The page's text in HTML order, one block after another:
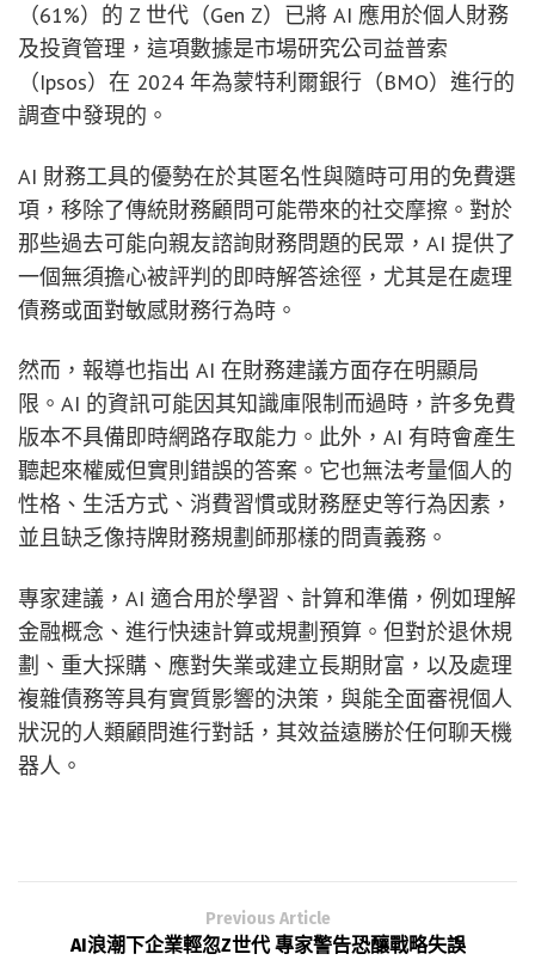
（61%）的 Z 世代（Gen Z）已將 AI 應用於個人財務
及投資管理，這項數據是市場研究公司益普索
（Ipsos）在 2024 年為蒙特利爾銀行（BMO）進行的
調查中發現的。
AI 財務工具的優勢在於其匿名性與隨時可用的免費選
項，移除了傳統財務顧問可能帶來的社交摩擦。對於
那些過去可能向親友諮詢財務問題的民眾，AI 提供了
一個無須擔心被評判的即時解答途徑，尤其是在處理
債務或面對敏感財務行為時。
然而，報導也指出 AI 在財務建議方面存在明顯局
限。AI 的資訊可能因其知識庫限制而過時，許多免費
版本不具備即時網路存取能力。此外，AI 有時會產生
聽起來權威但實則錯誤的答案。它也無法考量個人的
性格、生活方式、消費習慣或財務歷史等行為因素，
並且缺乏像持牌財務規劃師那樣的問責義務。
專家建議，AI 適合用於學習、計算和準備，例如理解
金融概念、進行快速計算或規劃預算。但對於退休規
劃、重大採購、應對失業或建立長期財富，以及處理
複雜債務等具有實質影響的決策，與能全面審視個人
狀況的人類顧問進行對話，其效益遠勝於任何聊天機
器人。
Previous Article
AI浪潮下企業輕忽Z世代 專家警告恐釀戰略失誤